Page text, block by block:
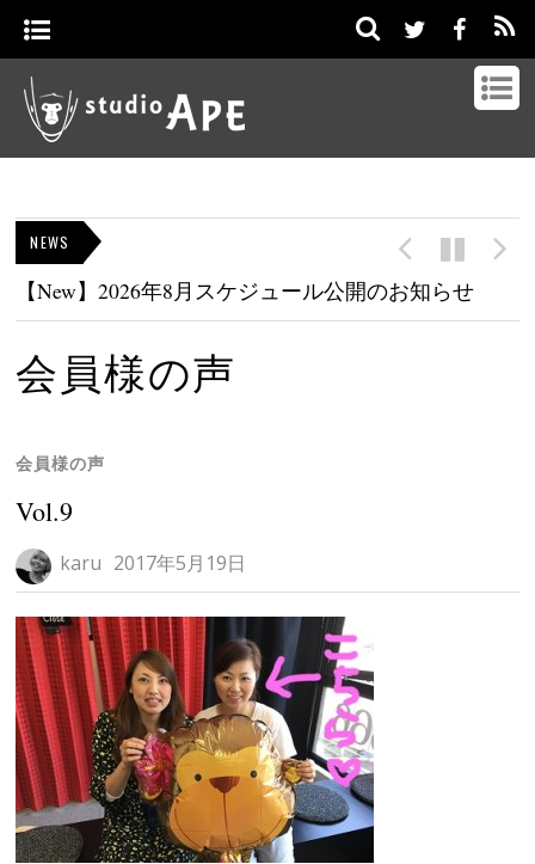
NEWS
【New】2026年8月スケジュール公開のお知らせ
会員様の声
会員様の声
Vol.9
karu 2017年5月19日